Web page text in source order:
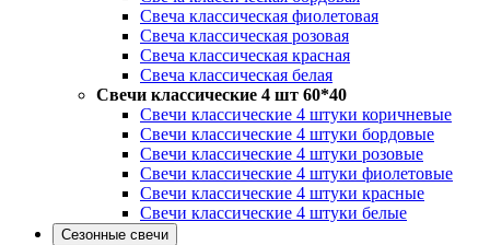
Свеча классическая фиолетовая
Свеча классическая розовая
Свеча классическая красная
Свеча классическая белая
Свечи классические 4 шт 60*40
Свечи классические 4 штуки коричневые
Свечи классические 4 штуки бордовые
Свечи классические 4 штуки розовые
Свечи классические 4 штуки фиолетовые
Свечи классические 4 штуки красные
Свечи классические 4 штуки белые
Сезонные свечи